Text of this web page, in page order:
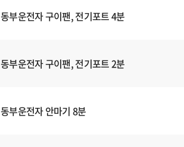
동부운전자 구이팬, 전기포트 4분
동부운전자 구이팬, 전기포트 2분
동부운전자 안마기 8분